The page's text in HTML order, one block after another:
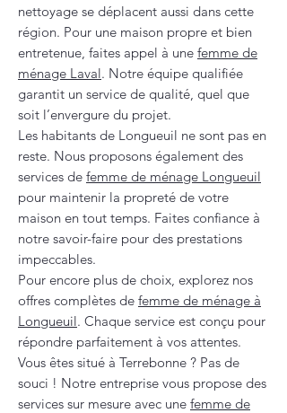
nettoyage se déplacent aussi dans cette
région. Pour une maison propre et bien
entretenue, faites appel à une femme de
ménage Laval. Notre équipe qualifiée
garantit un service de qualité, quel que
soit l’envergure du projet.
Les habitants de Longueuil ne sont pas en
reste. Nous proposons également des
services de femme de ménage Longueuil
pour maintenir la propreté de votre
maison en tout temps. Faites confiance à
notre savoir-faire pour des prestations
impeccables.
Pour encore plus de choix, explorez nos
offres complètes de femme de ménage à
Longueuil. Chaque service est conçu pour
répondre parfaitement à vos attentes.
Vous êtes situé à Terrebonne ? Pas de
souci ! Notre entreprise vous propose des
services sur mesure avec une femme de